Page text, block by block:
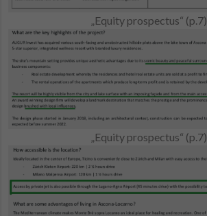
„Equity prospectus“ (p.7)
„Equity prospectus“ (p.7)